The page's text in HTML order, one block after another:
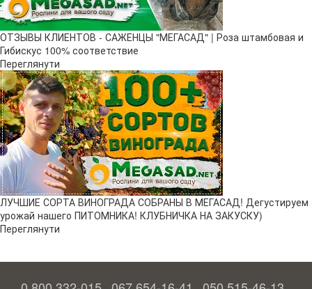
ОТЗЫВЫ КЛИЕНТОВ - САЖЕНЦЫ "МЕГАСАД" | Роза штамбовая и
Гибискус 100% соответствие
Переглянути
ЛУЧШИЕ СОРТА ВИНОГРАДА СОБРАНЫ В МЕГАСАД! Дегустируем
урожай нашего ПИТОМНИКА! КЛУБНИЧКА НА ЗАКУСКУ)
Переглянути